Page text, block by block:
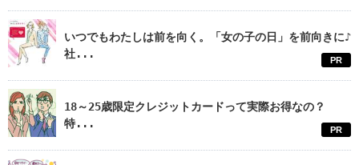
いつでもわたしは前を向く。「女の子の日」を前向きに♪
社...
PR
18～25歳限定クレジットカードって実際お得なの？
特...
PR